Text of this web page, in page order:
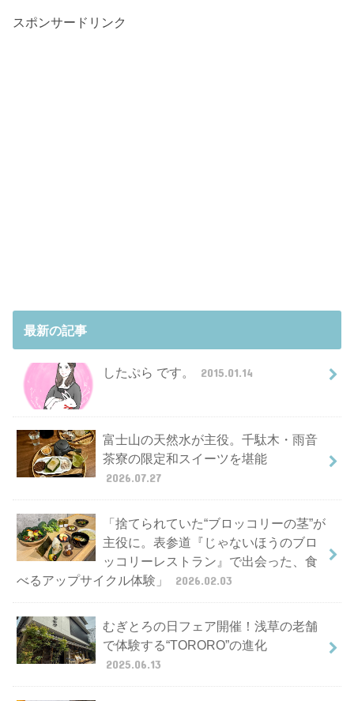
スポンサードリンク
最新の記事
したぷら です。 2015.01.14
富士山の天然水が主役。千駄木・雨音
茶寮の限定和スイーツを堪能
2026.07.27
「捨てられていた“ブロッコリーの茎”が
主役に。表参道『じゃないほうのブロ
ッコリーレストラン』で出会った、食
べるアップサイクル体験」
2026.02.03
むぎとろの日フェア開催！浅草の老舗
で体験する“TORORO”の進化
2025.06.13